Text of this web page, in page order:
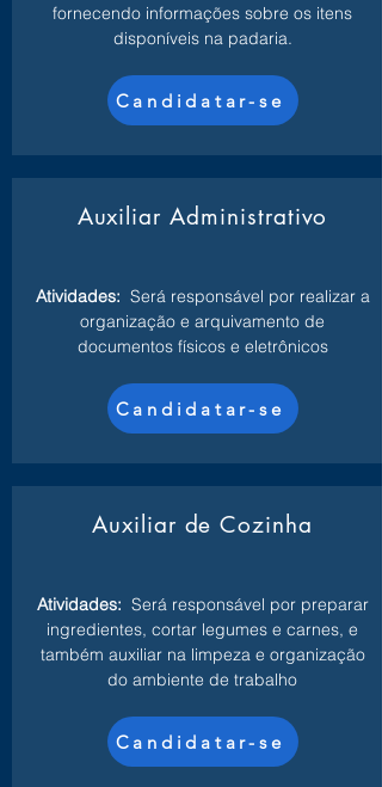
fornecendo informações sobre os itens
disponíveis na padaria.
Candidatar-se
Auxiliar Administrativo
Atividades: Será responsável por realizar a
organização e arquivamento de
documentos físicos e eletrônicos
Candidatar-se
Auxiliar de Cozinha
Atividades: Será responsável por preparar
ingredientes, cortar legumes e carnes, e
também auxiliar na limpeza e organização
do ambiente de trabalho
Candidatar-se